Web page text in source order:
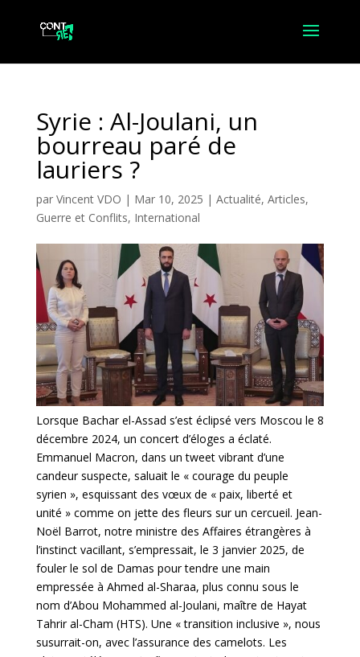
Syrie : Al-Joulani, un
bourreau paré de
lauriers ?
par Vincent VDO | Mar 10, 2025 | Actualité, Articles,
Guerre et Conflits, International
Lorsque Bachar el-Assad s’est éclipsé vers Moscou le 8
décembre 2024, un concert d’éloges a éclaté.
Emmanuel Macron, dans un tweet vibrant d’une
candeur suspecte, saluait le « courage du peuple
syrien », esquissant des vœux de « paix, liberté et
unité » comme on jette des fleurs sur un cercueil. Jean-
Noël Barrot, notre ministre des Affaires étrangères à
l’instinct vacillant, s’empressait, le 3 janvier 2025, de
fouler le sol de Damas pour tendre une main
empressée à Ahmed al-Sharaa, plus connu sous le
nom d’Abou Mohammed al-Joulani, maître de Hayat
Tahrir al-Cham (HTS). Une « transition inclusive », nous
susurrait-on, avec l’assurance des camelots. Les